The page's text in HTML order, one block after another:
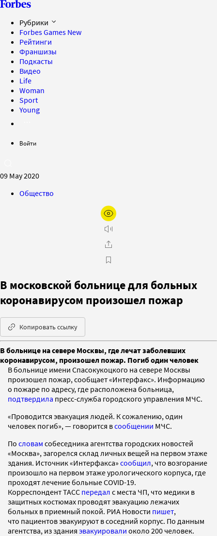
Рубрики
Forbes Games New
Рейтинги
Франшизы
Подкасты
Видео
Life
Woman
Sport
Young
Войти
09 May 2020
Общество
В московской больнице для больных
коронавирусом произошел пожар
Копировать ссылку
В больнице на севере Москвы, где лечат заболевших
коронавирусом, произошел пожар. Погиб один человек
В больнице имени Спасокукоцкого на севере Москвы
произошел пожар, сообщает «Интерфакс». Информацию
о пожаре по адресу, где расположена больница,
подтвердила пресс-служба городского управления МЧС.
«Проводится эвакуация людей. К сожалению, один
человек погиб», — говорится всообщении МЧС.
По словам собеседника агентства городских новостей
«Москва», загорелся склад личных вещей на первом этаже
здания. Источник «Интерфакса» сообщил, что возгорание
произошло на первом этаже урологического корпуса, где
проходят лечение больные COVID-19.
Корреспондент ТАСС передал с места ЧП, что медики в
защитных костюмах проводят эвакуацию лежачих
больных в приемный покой. РИА Новости пишет,
что пациентов эвакуируют в соседний корпус. По данным
агентства, из здания эвакуировали около 200 человек.